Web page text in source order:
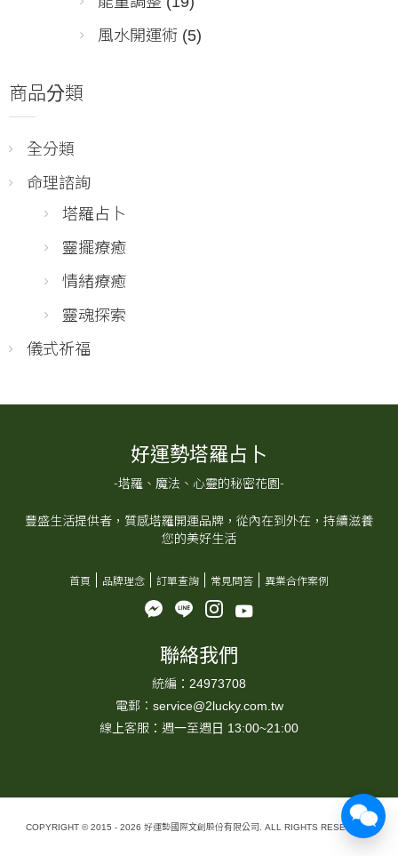
風水開運術 (5)
商品分類
全分類
命理諮詢
塔羅占卜
靈擺療癒
情緒療癒
靈魂探索
儀式祈福
好運勢塔羅占卜
-塔羅、魔法、心靈的秘密花園-
豐盛生活提供者，質感塔羅開運品牌，從內在到外在，持續滋養
您的美好生活
首頁 品牌理念 訂單查詢 常見問答 異業合作案例
聯絡我們
統編：24973708
電郵：service@2lucky.com.tw
線上客服：週一至週日 13:00~21:00
COPYRIGHT © 2015 - 2026 好運勢國際文創股份有限公司. ALL RIGHTS RESERVED.